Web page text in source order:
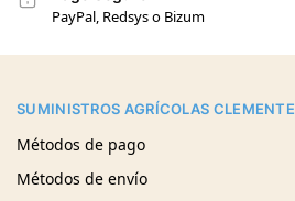
PayPal, Redsys o Bizum
SUMINISTROS AGRÍCOLAS CLEMENTE
Métodos de pago
Métodos de envío